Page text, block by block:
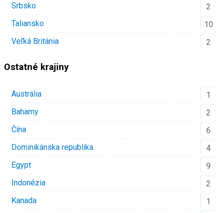
Srbsko
2
Taliansko
10
Veľká Británia
2
Ostatné krajiny
Austrália
1
Bahamy
2
Čína
6
Dominikánska republika
4
Egypt
9
Indonézia
2
Kanada
1